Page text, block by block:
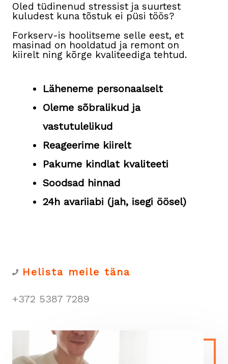
Oled tüdinenud stressist ja suurtest
kuludest kuna tõstuk ei püsi töös?
Forkserv-is hoolitseme selle eest, et
masinad on hooldatud ja remont on
kiirelt ning kõrge kvaliteediga tehtud.
Läheneme personaalselt
Oleme sõbralikud ja
vastutulelikud
Reageerime kiirelt
Pakume kindlat kvaliteeti
Soodsad hinnad
24h avariiabi (jah, isegi öösel)
Helista meile täna
+372 5387 7289